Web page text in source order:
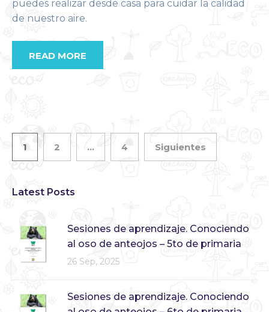
puedes realizar desde casa para cuidar la calidad
de nuestro aire.
READ MORE
1 2 … 4 Siguientes
Latest Posts
Sesiones de aprendizaje. Conociendo
al oso de anteojos – 5to de primaria
26 Sep, 2025
Sesiones de aprendizaje. Conociendo